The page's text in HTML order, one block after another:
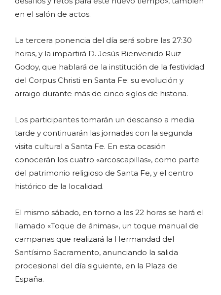
en el salón de actos.
La tercera ponencia del día será sobre las 27:30
horas, y la impartirá D. Jesús Bienvenido Ruiz
Godoy, que hablará de la institución de la festividad
del Corpus Christi en Santa Fe: su evolución y
arraigo durante más de cinco siglos de historia.
Los participantes tomarán un descanso a media
tarde y continuarán las jornadas con la segunda
visita cultural a Santa Fe. En esta ocasión
conocerán los cuatro «arcoscapillas», como parte
del patrimonio religioso de Santa Fe, y el centro
histórico de la localidad.
El mismo sábado, en torno a las 22 horas se hará el
llamado «Toque de ánimas», un toque manual de
campanas que realizará la Hermandad del
Santísimo Sacramento, anunciando la salida
procesional del día siguiente, en la Plaza de
España.